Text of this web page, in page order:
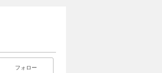
フォロー